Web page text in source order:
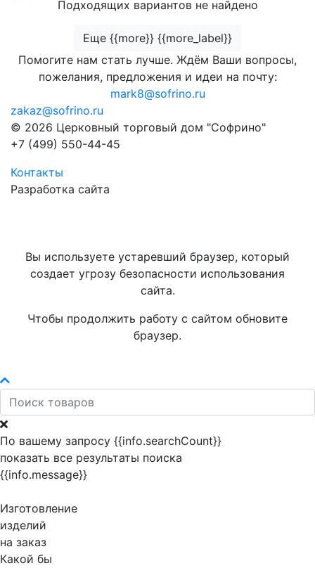
Подходящих вариантов не найдено
Еще {{more}} {{more_label}}
Помогите нам стать лучше. Ждём Ваши вопросы,
пожелания, предложения и идеи на почту:
mark8@sofrino.ru
zakaz@sofrino.ru
© 2026 Церковный торговый дом "Софрино"
+7 (499) 550-44-45
Контакты
Разработка сайта
Вы используете устаревший браузер, который
создает угрозу безопасности использования
сайта.
Чтобы продолжить работу с сайтом обновите
браузер.
По вашему запросу {{info.searchCount}}
показать все результаты поиска
{{info.message}}
Изготовление
изделий
на заказ
Какой бы